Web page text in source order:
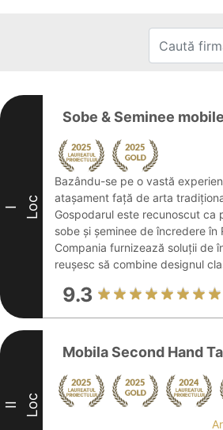
I Loc
Sobe & Seminee
Bazându-se pe o vastă
atașament față de arta
Gospodarul este recunoscut ca
sobe și șeminee de încredere în
Compania furnizează soluții de
reușesc să combine designul
9.3
II Loc
Mobila Second Hand